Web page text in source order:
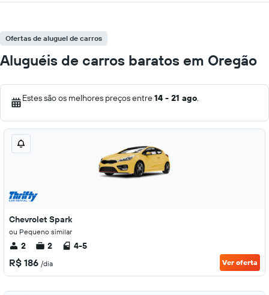
Ofertas de aluguel de carros
Aluguéis de carros baratos em Oregão
Estes são os melhores preços entre14 - 21 ago.
Chevrolet Spark
ou Pequeno similar
2 2 4-5
R$ 186 /dia Ver oferta